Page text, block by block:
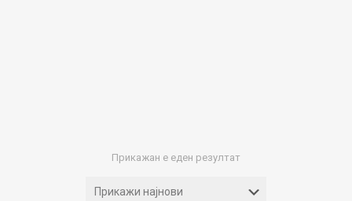
Прикажан е еден резултат